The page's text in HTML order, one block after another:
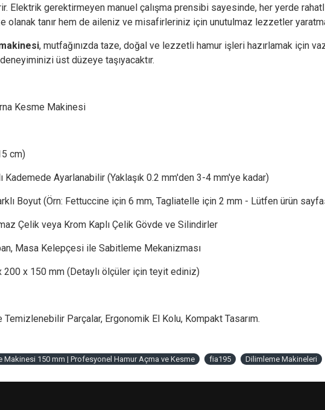
Elektrik gerektirmeyen manuel çalışma prensibi sayesinde, her yerde
olanak tanır hem de aileniz ve misafirleriniz için unutulmaz lezzetler
, mutfağınızda taze, doğal ve lezzetli hamur işleri hazırlamak için
üst düzeye taşıyacaktır.
Kesme Makinesi
cm)
Kademede Ayarlanabilir (Yaklaşık 0.2 mm'den 3-4 mm'ye kadar)
Boyut (Örn: Fettuccine için 6 mm, Tagliatelle için 2 mm - Lütfen ürün
Çelik veya Krom Kaplı Çelik Gövde ve Silindirler
Masa Kelepçesi ile Sabitleme Mekanizması
200 x 150 mm (Detaylı ölçüler için teyit ediniz)
Parçalar, Ergonomik El Kolu, Kompakt Tasarım.
Makinesi 150 mm | Profesyonel Hamur Açma ve Kesme fia195 Dilimleme Makineleri